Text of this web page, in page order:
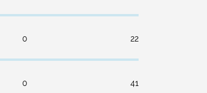
0 22
0 41